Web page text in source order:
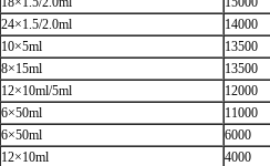
24×1.5/2.0ml
14000
10×5ml
13500
8×15ml
13500
12×10ml/5ml
12000
6×50ml
11000
6×50ml
6000
12×10ml 4000